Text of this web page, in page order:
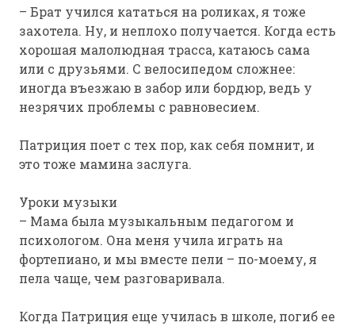
– Брат учился кататься на роликах, я тоже
захотела. Ну, и неплохо получается. Когда есть
хорошая малолюдная трасса, катаюсь сама
или с друзьями. С велосипедом сложнее:
иногда въезжаю в забор или бордюр, ведь у
незрячих проблемы с равновесием.
Патриция поет с тех пор, как себя помнит, и
это тоже мамина заслуга.
Уроки музыки
– Мама была музыкальным педагогом и
психологом. Она меня учила играть на
фортепиано, и мы вместе пели – по-моему, я
пела чаще, чем разговаривала.
Когда Патриция еще училась в школе, погиб ее